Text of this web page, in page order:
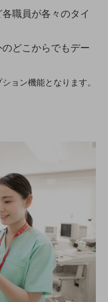
職員が各々のタイ
どこからでもデー
ョン機能となります。